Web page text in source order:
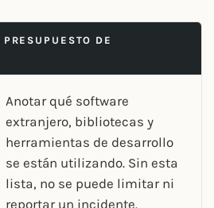
DE
Anotar qué software
extranjero, bibliotecas y
herramientas de desarrollo
se están utilizando. Sin esta
lista, no se puede limitar ni
reportar un incidente.